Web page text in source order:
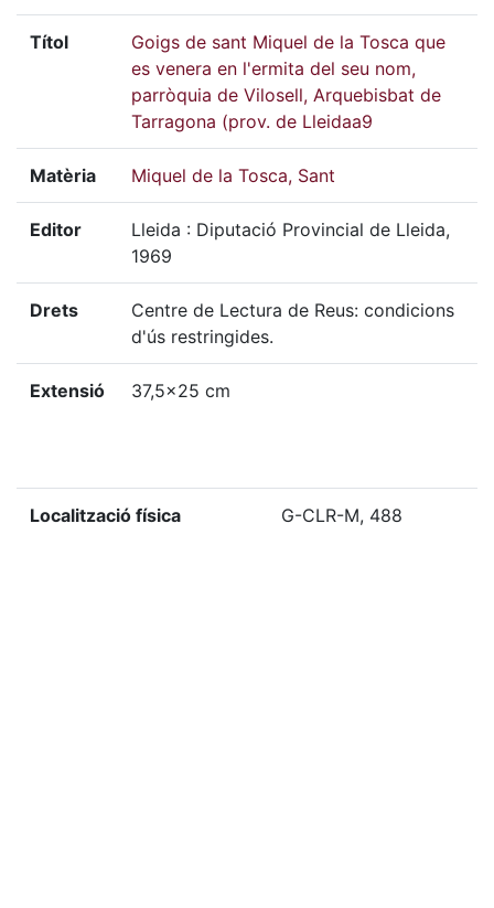
Títol
Goigs de sant Miquel de la Tosca que
es venera en l'ermita del seu nom,
parròquia de Vilosell, Arquebisbat de
Tarragona (prov. de Lleidaa9
Matèria Miquel de la Tosca, Sant
Editor
Lleida : Diputació Provincial de Lleida,
1969
Drets
Centre de Lectura de Reus: condicions
d'ús restringides.
Extensió 37,5x25 cm
Localització física G-CLR-M, 488